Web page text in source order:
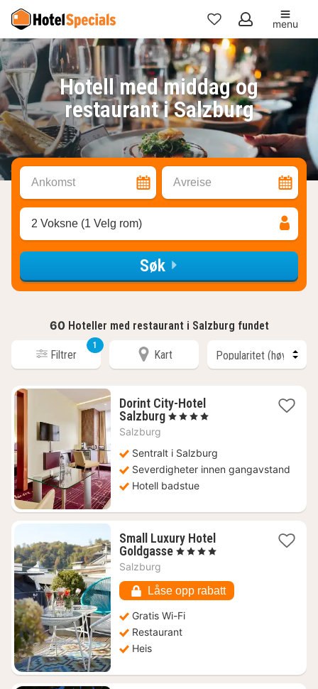
Mine
favoritter
menu
Hotell med middag og
restaurant i Salzburg
Ankomst Avreise
2 Voksne (1 Velg rom)
Søk
60 Hoteller med restaurant i Salzburg fundet
Filtrer
1
Kart
Dorint City-Hotel
Salzburg1
1178
kr.
, 4 Stjerner
Salzburg
Sentralt i Salzburg
Severdigheter innen gangavstand
Hotell badstue
Small Luxury Hotel
Goldgasse1
4451
kr.
, 4 Stjerner
Salzburg
Låse opp rabatt
Gratis Wi-Fi
Restaurant
Heis